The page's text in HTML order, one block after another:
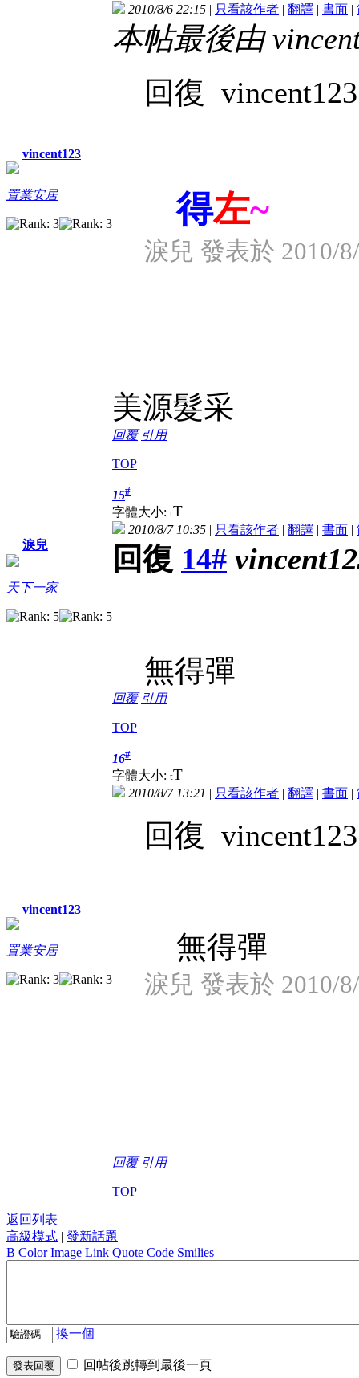
vincent123
置業安居
2010/8/6 22:15 | 只看該作者 | 翻譯 | 書面 |
本帖最後由
回復 vincent123
得左~
淚兒 發表於 2010/
美源髮采
回覆 引用
TOP
淚兒
天下一家
15#
字體大小: tT
2010/8/7 10:35 | 只看該作者 | 翻譯 | 書面 |
回復 14#
無得彈
回覆 引用
TOP
vincent123
置業安居
16#
字體大小: tT
2010/8/7 13:21 | 只看該作者 | 翻譯 | 書面 |
回復 vincent123
無得彈
淚兒 發表於 2010/
回覆 引用
TOP
返回列表
高級模式 | 發新話題
B Color Image Link Quote Code Smilies
換一個
發表回覆 回帖後跳轉到最後一頁